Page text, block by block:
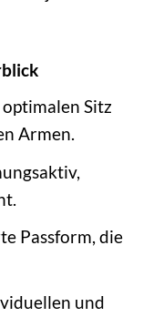
optimalen Sitz
Armen.
Passform, die
und